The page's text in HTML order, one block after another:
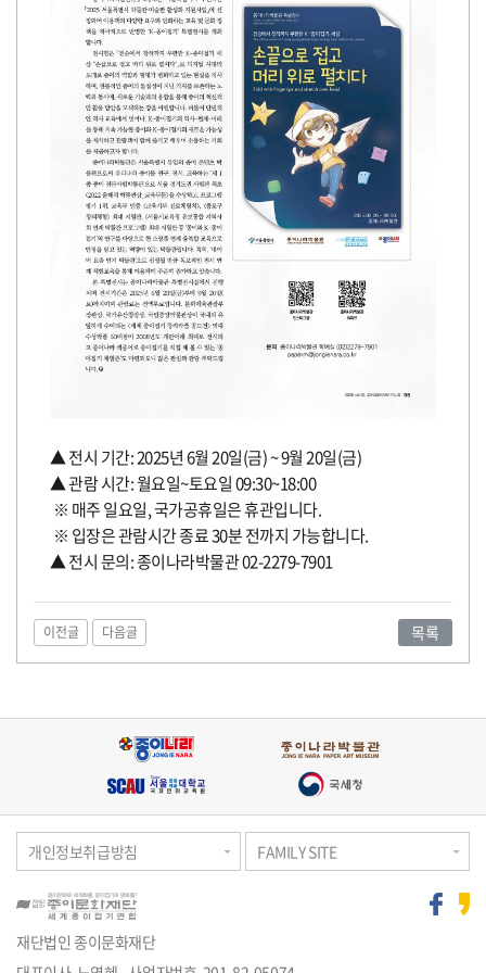
▲ 전시 기간: 2025년 6월 20일(금) ~ 9월 20일(금)
▲ 관람 시간: 월요일~토요일 09:30~18:00
※ 매주 일요일, 국가공휴일은 휴관입니다.
※ 입장은 관람시간 종료 30분 전까지 가능합니다.
▲ 전시 문의: 종이나라박물관 02-2279-7901
이전글 다음글 목록
개인정보취급방침 FAMILY SITE
재단법인 종이문화재단